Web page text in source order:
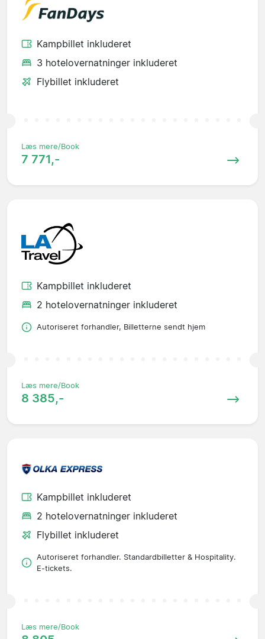
Kampbillet inkluderet
3 hotelovernatninger inkluderet
Flybillet inkluderet
Læs mere/Book
7 771,-
Kampbillet inkluderet
2 hotelovernatninger inkluderet
Autoriseret forhandler, Billetterne sendt hjem
Læs mere/Book
8 385,-
Kampbillet inkluderet
2 hotelovernatninger inkluderet
Flybillet inkluderet
Autoriseret forhandler. Standardbilletter & Hospitality.
E-tickets.
Læs mere/Book